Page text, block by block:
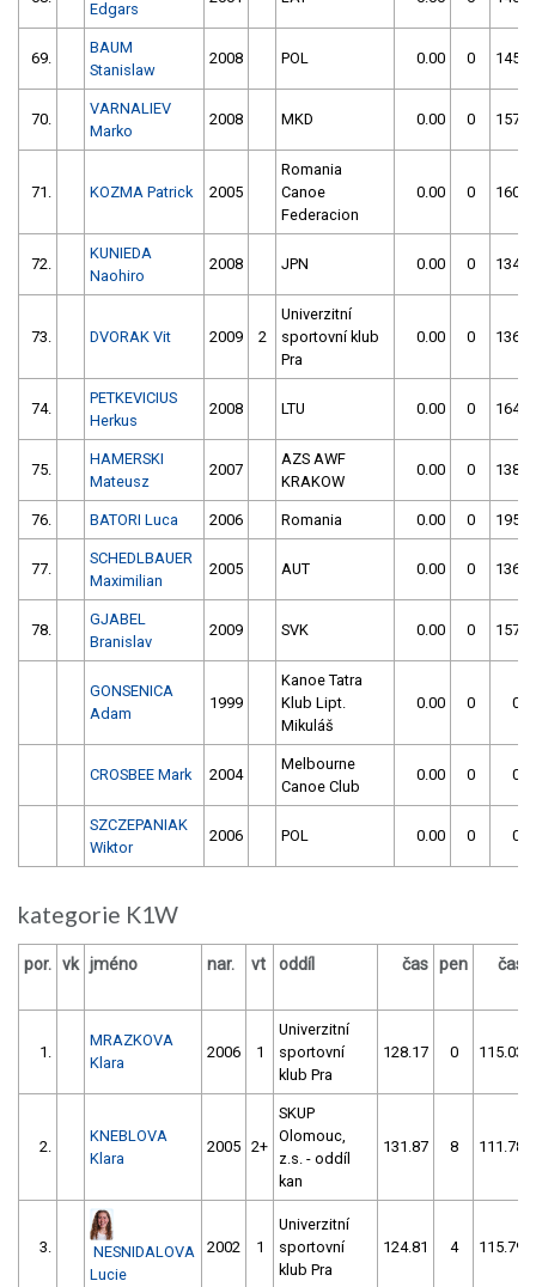
Edgars
69.
BAUM
Stanislaw
2008 POL 0.00 0
70.
VARNALIEV
Marko
2008 MKD 0.00 0
71. KOZMA Patrick 2005
Romania
Canoe
Federacion
0.00 0
72.
KUNIEDA
Naohiro
2008 JPN 0.00 0
73. DVORAK Vit 2009 2
Univerzitní
sportovní klub
Pra
0.00 0
74.
PETKEVICIUS
Herkus
2008 LTU 0.00 0
75.
HAMERSKI
Mateusz
2007
AZS AWF
KRAKOW
0.00 0
76. BATORI Luca 2006 Romania 0.00 0
77.
SCHEDLBAUER
Maximilian
2005 AUT 0.00 0
78.
GJABEL
Branislav
2009 SVK 0.00 0
GONSENICA
Adam
1999
Kanoe Tatra
Klub Lipt.
Mikuláš
0.00 0
CROSBEE Mark 2004
Melbourne
Canoe Club
0.00 0
SZCZEPANIAK
Wiktor
2006 POL 0.00 0
kategorie K1W
por. vk jméno nar. vt oddíl čas pen čas
1.
MRAZKOVA
Klara
2006 1
Univerzitní
sportovní
klub Pra
128.17 0 115.03
2.
KNEBLOVA
Klara
2005 2+
SKUP
Olomouc,
z.s. - oddíl
kan
131.87 8 111.78
3.
NESNIDALOVA
Lucie
2002 1
Univerzitní
sportovní
klub Pra
124.81 4 115.79